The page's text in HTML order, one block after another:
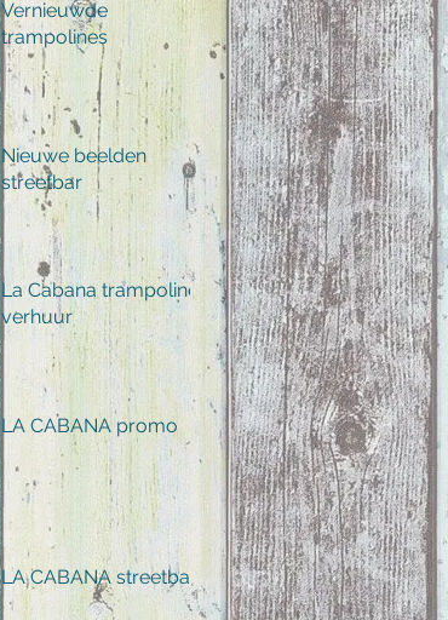
Vernieuwde
trampolines
Nieuwe beelden
streetbar
La Cabana trampoline
verhuur
LA CABANA promo
LA CABANA streetbar